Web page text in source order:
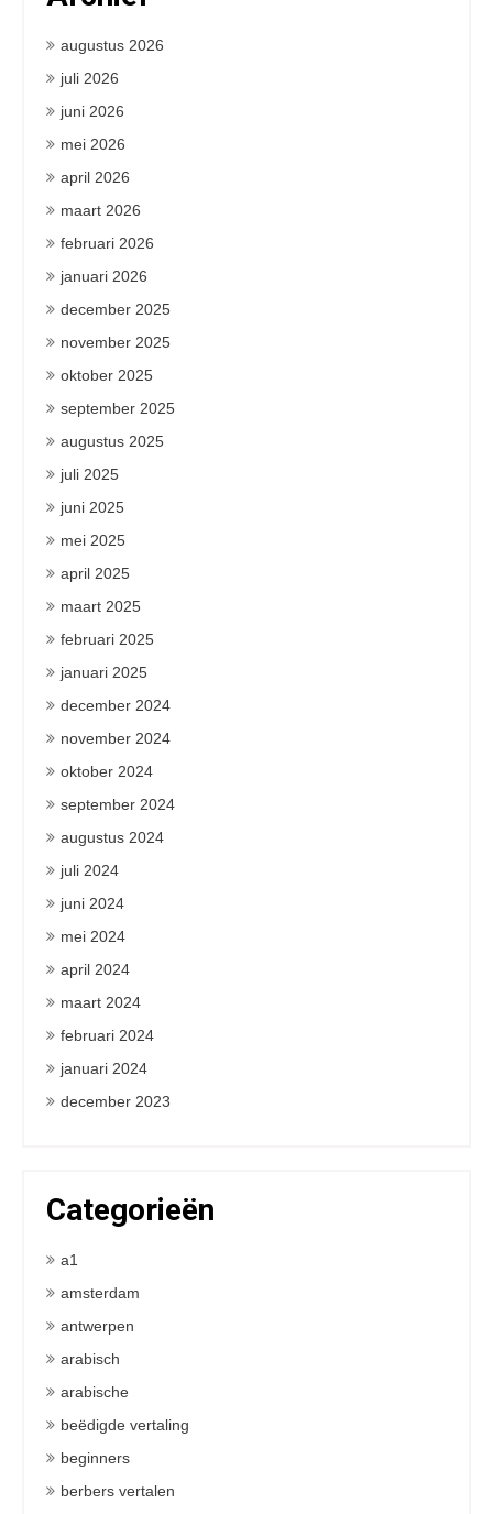
augustus 2026
juli 2026
juni 2026
mei 2026
april 2026
maart 2026
februari 2026
januari 2026
december 2025
november 2025
oktober 2025
september 2025
augustus 2025
juli 2025
juni 2025
mei 2025
april 2025
maart 2025
februari 2025
januari 2025
december 2024
november 2024
oktober 2024
september 2024
augustus 2024
juli 2024
juni 2024
mei 2024
april 2024
maart 2024
februari 2024
januari 2024
december 2023
Categorieën
a1
amsterdam
antwerpen
arabisch
arabische
beëdigde vertaling
beginners
berbers vertalen